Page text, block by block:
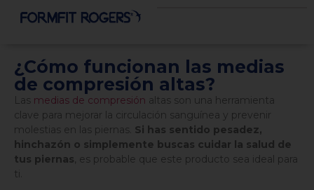
¿Cómo funcionan las medias
de compresión altas?
Las medias de compresión altas son una herramienta
clave para mejorar la circulación sanguínea y prevenir
molestias en las piernas. Si has sentido pesadez,
hinchazón o simplemente buscas cuidar la salud de
tus piernas, es probable que este producto sea ideal para
ti.